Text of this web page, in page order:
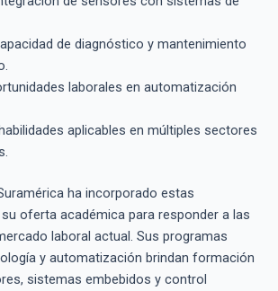
de diagnóstico y mantenimiento
laborales en automatización
aplicables en múltiples sectores
ha incorporado estas
oferta académica para responder a las
laboral actual. Sus programas
y automatización brindan formación
sistemas embebidos y control